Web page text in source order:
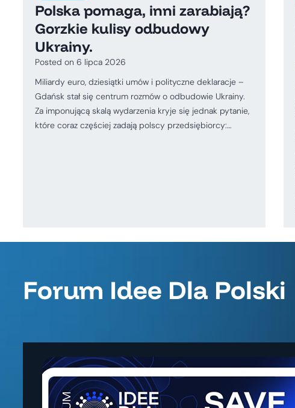
Polska pomaga, inni zarabiają?
Gorzkie kulisy odbudowy
Ukrainy.
Posted on 6 lipca 2026
Miliardy euro, dziesiątki umów i polityczne deklaracje –
Gdańsk stał się centrum rozmów o odbudowie Ukrainy.
Za imponującą skalą wydarzenia kryje się jednak pytanie,
które coraz częściej zadają polscy przedsiębiorcy:…
Forum Idee Dla Polski